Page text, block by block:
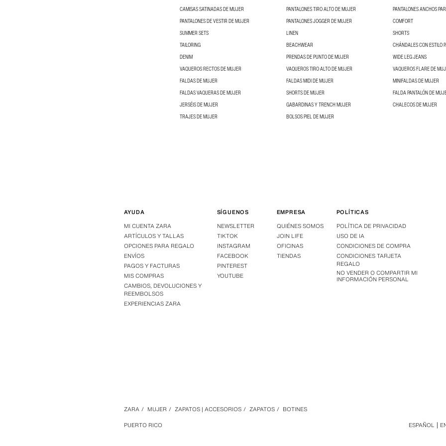
CAMISAS SATINADAS DE MUJER
PANTALONES TIRO ALTO DE MUJER
PANTALONES ANCHOS
PANTALONES DE VESTIR DE MUJER
PANTALONES JOGGER DE MUJER
COMFORT
SUMMER SETS
LINEN
SHORTS
TAILORING
BEACHWEAR
CHÁNDALES CON ESTILO
DENIM
PRENDAS DE PUNTO DE MUJER
WIDE LEG JEANS
VAQUEROS RECTOS DE MUJER
VAQUEROS TIRO ALTO DE MUJER
VAQUEROS FLARE DE
FALDAS DE MUJER
FALDAS MIDI DE MUJER
MINIFALDAS DE MUJER
FALDAS VAQUERAS DE MUJER
SHORTS DE MUJER
FALDA PANTALÓN DE
JERSÉIS DE MUJER
GABARDINAS Y TRENCH MUJER
CHALECOS DE MUJER
TRAJES DE MUJER
BOLSOS PIEL DE MUJER
AYUDA
MI CUENTA ZARA
ARTÍCULOS Y TALLAS
OPCIONES PARA REGALO
ENVÍOS
PAGOS Y FACTURAS
MIS COMPRAS
CAMBIOS, DEVOLUCIONES Y
REEMBOLSOS
EXPERIENCIAS ZARA
SÍGUENOS
NEWSLETTER
TIKTOK
INSTAGRAM
FACEBOOK
PINTEREST
YOUTUBE
EMPRESA
QUIÉNES SOMOS
JOIN LIFE
OFICINAS
TIENDAS
POLÍTICAS
POLÍTICA DE PRIVACIDAD
USO DE IA
CONDICIONES DE COMPRA
CONDICIONES TARJETA
REGALO
NO VENDER O COMPARTIR MI
INFORMACIÓN PERSONAL
ZARA / MUJER / ZAPATOS | ACCESORIOS / ZAPATOS / BOTINES
PUERTO RICO
ESPAÑOL